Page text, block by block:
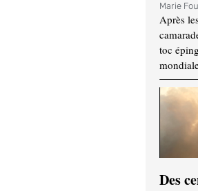
Marie
Après
toc
Des